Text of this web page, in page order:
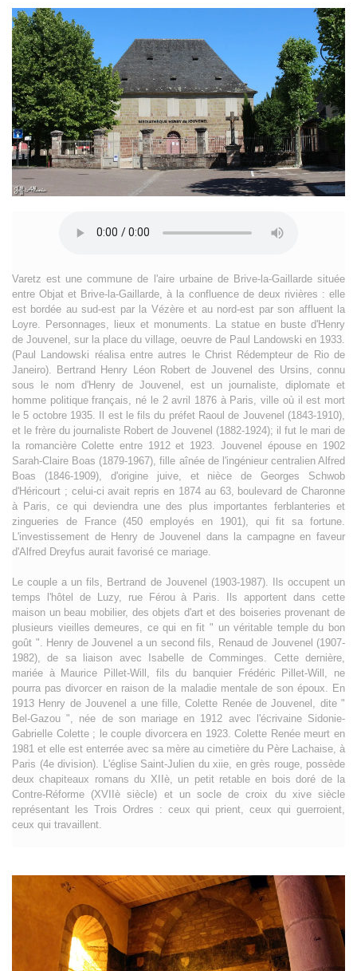
Varetz est une commune de l'aire urbaine de Brive-la-Gaillarde située
entre Objat et Brive-la-Gaillarde, à la confluence de deux rivières : elle
est bordée au sud-est par la Vézère et au nord-est par son affluent la
Loyre. Personnages, lieux et monuments. La statue en buste d'Henry
de Jouvenel, sur la place du village, oeuvre de Paul Landowski en 1933.
(Paul Landowski réalisa entre autres le Christ Rédempteur de Rio de
Janeiro). Bertrand Henry Léon Robert de Jouvenel des Ursins, connu
sous le nom d'Henry de Jouvenel, est un journaliste, diplomate et
homme politique français, né le 2 avril 1876 à Paris, ville où il est mort
le 5 octobre 1935. Il est le fils du préfet Raoul de Jouvenel (1843-1910),
et le frère du journaliste Robert de Jouvenel (1882-1924); il fut le mari de
la romancière Colette entre 1912 et 1923. Jouvenel épouse en 1902
Sarah-Claire Boas (1879-1967), fille aînée de l'ingénieur centralien Alfred
Boas (1846-1909), d'origine juive, et nièce de Georges Schwob
d'Héricourt ; celui-ci avait repris en 1874 au 63, boulevard de Charonne
à Paris, ce qui deviendra une des plus importantes ferblanteries et
zingueries de France (450 employés en 1901), qui fit sa fortune.
L'investissement de Henry de Jouvenel dans la campagne en faveur
d'Alfred Dreyfus aurait favorisé ce mariage.
Le couple a un fils, Bertrand de Jouvenel (1903-1987). Ils occupent un
temps l'hôtel de Luzy, rue Férou à Paris. Ils apportent dans cette
maison un beau mobilier, des objets d'art et des boiseries provenant de
plusieurs vieilles demeures, ce qui en fit " un véritable temple du bon
goût ". Henry de Jouvenel a un second fils, Renaud de Jouvenel (1907-
1982), de sa liaison avec Isabelle de Comminges. Cette dernière,
mariée à Maurice Pillet-Will, fils du banquier Frédéric Pillet-Will, ne
pourra pas divorcer en raison de la maladie mentale de son époux. En
1913 Henry de Jouvenel a une fille, Colette Renée de Jouvenel, dite "
Bel-Gazou ", née de son mariage en 1912 avec l'écrivaine Sidonie-
Gabrielle Colette ; le couple divorcera en 1923. Colette Renée meurt en
1981 et elle est enterrée avec sa mère au cimetière du Père Lachaise, à
Paris (4e division). L'église Saint-Julien du xiie, en grès rouge, possède
deux chapiteaux romans du XIIè, un petit retable en bois doré de la
Contre-Réforme (XVIIè siècle) et un socle de croix du xive siècle
représentant les Trois Ordres : ceux qui prient, ceux qui guerroient,
ceux qui travaillent.